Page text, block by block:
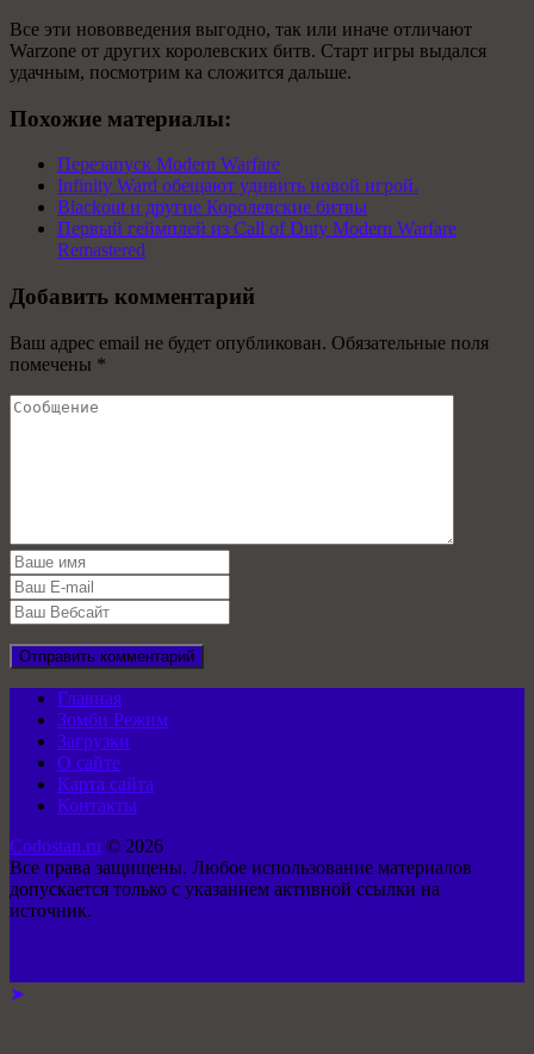
Все эти нововведения выгодно, так или иначе отличают
Warzone от других королевских битв. Старт игры выдался
удачным, посмотрим ка сложится дальше.
Похожие материалы:
Перезапуск Modern Warfare
Infinity Ward обещают удивить новой игрой.
Blackout и другие Королевские битвы
Первый геймплей из Call of Duty Modern Warfare
Remastered
Добавить комментарий
Ваш адрес email не будет опубликован. Обязательные поля
помечены *
Главная
Зомби Режим
Загрузки
О сайте
Карта сайта
Контакты
Codostan.ru © 2026
Все права защищены. Любое использование материалов
допускается только с указанием активной ссылки на
источник.
➤